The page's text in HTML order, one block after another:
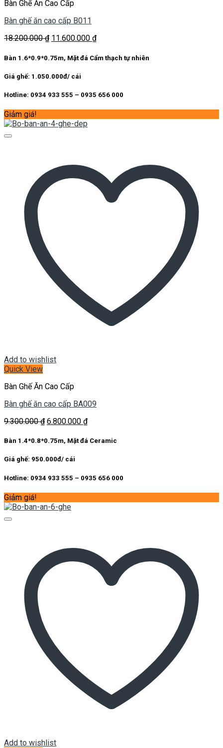
Bàn Ghế Ăn Cao Cấp
Bàn ghế ăn cao cấp B011
18.200.000₫ Giá
là:
11.600.000 ₫Giá
tại
Bàn 1.6*0.9*0.75m, Mặt đá Cẩm thạch tự nhiên
Giá ghế: 1.050.000đ/ cái
Hotline: 0934 933 555 – 0935 656 000
Giảm giá!
Add to wishlist
Quick View
Bàn Ghế Ăn Cao Cấp
Bàn ghế ăn cao cấp BA009
9.300.000₫ Giá
là:
6.800.000 ₫Giá
tại
Bàn 1.4*0.8*0.75m, Mặt đá Ceramic
Giá ghế: 950.000đ/ cái
Hotline: 0934 933 555 – 0935 656 000
Giảm giá!
Add to wishlist